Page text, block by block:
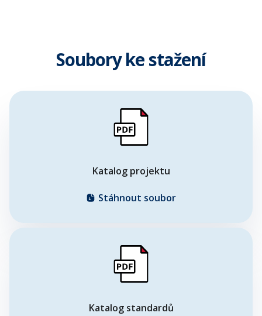
Soubory ke stažení
Katalog projektu
Stáhnout soubor
Katalog standardů